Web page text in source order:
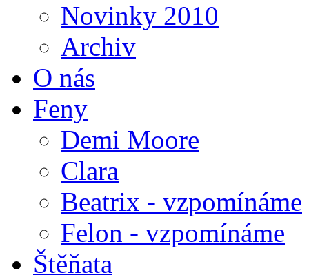
Novinky 2010
Archiv
O nás
Feny
Demi Moore
Clara
Beatrix - vzpomínáme
Felon - vzpomínáme
Štěňata